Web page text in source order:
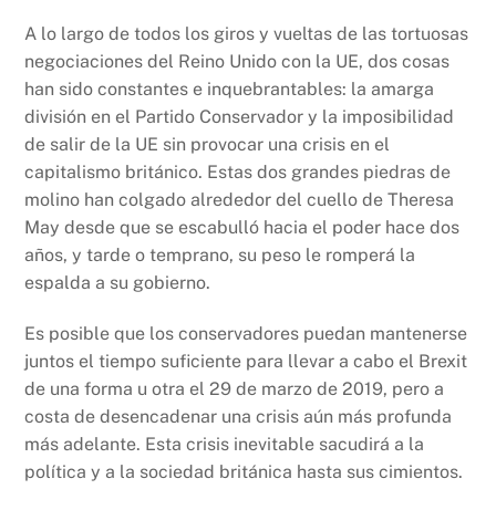
A lo largo de todos los giros y vueltas de las tortuosas
negociaciones del Reino Unido con la UE, dos cosas
han sido constantes e inquebrantables: la amarga
división en el Partido Conservador y la imposibilidad
de salir de la UE sin provocar una crisis en el
capitalismo británico. Estas dos grandes piedras de
molino han colgado alrededor del cuello de Theresa
May desde que se escabulló hacia el poder hace dos
años, y tarde o temprano, su peso le romperá la
espalda a su gobierno.
Es posible que los conservadores puedan mantenerse
juntos el tiempo suficiente para llevar a cabo el Brexit
de una forma u otra el 29 de marzo de 2019, pero a
costa de desencadenar una crisis aún más profunda
más adelante. Esta crisis inevitable sacudirá a la
política y a la sociedad británica hasta sus cimientos.